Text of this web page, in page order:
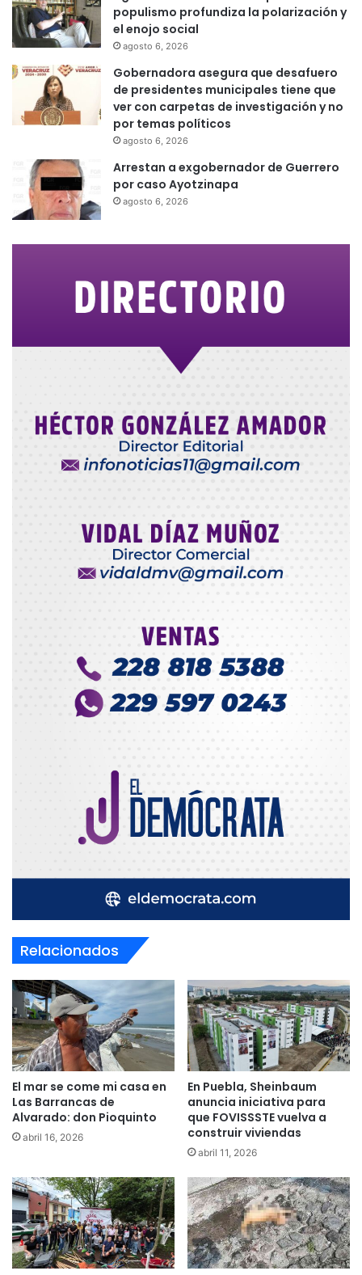
populismo profundiza la polarización y
el enojo social
agosto 6, 2026
Gobernadora asegura que desafuero
de presidentes municipales tiene que
ver con carpetas de investigación y no
por temas políticos
agosto 6, 2026
Arrestan a exgobernador de Guerrero
por caso Ayotzinapa
agosto 6, 2026
Relacionados
El mar se come mi casa en
Las Barrancas de
Alvarado: don Pioquinto
abril 16, 2026
En Puebla, Sheinbaum
anuncia iniciativa para
que FOVISSSTE vuelva a
construir viviendas
abril 11, 2026